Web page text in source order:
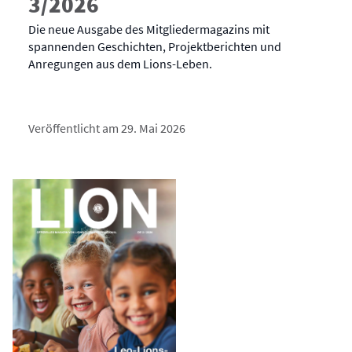
Die neue Ausgabe des Mitgliedermagazins mit
spannenden Geschichten, Projektberichten und
Anregungen aus dem Lions-Leben.
Veröffentlicht am 29. Mai 2026